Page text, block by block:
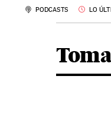
PODCASTS LO